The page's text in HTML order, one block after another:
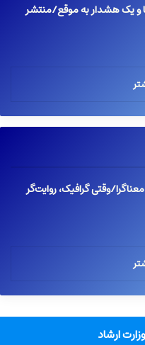
و یک هشدار به موقع/منتشر
وقتی گرافیک، روایت‌گر
ارشاد